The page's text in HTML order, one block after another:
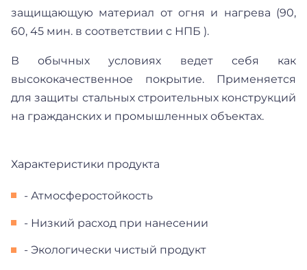
защищающую материал от огня и нагрева (90,
60, 45 мин. в соответствии с НПБ ).
В обычных условиях ведет себя как
высококачественное покрытие. Применяется
для защиты стальных строительных конструкций
на гражданских и промышленных объектах.
Характеристики продукта
- Атмосферостойкость
- Низкий расход при нанесении
- Экологически чистый продукт